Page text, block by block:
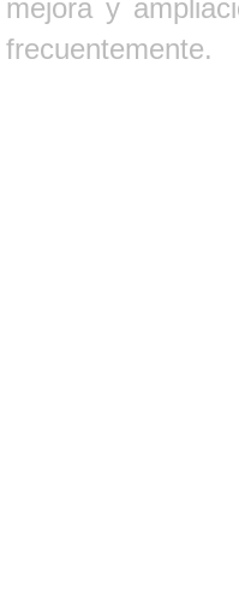
mejora y
frecuentemente.